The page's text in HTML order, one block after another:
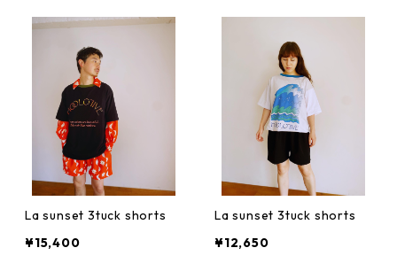
La sunset 3tuck shorts
¥15,400
La sunset 3tuck shorts
¥12,650